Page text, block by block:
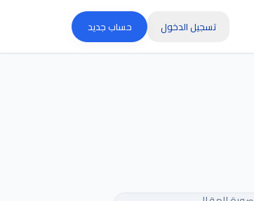
تسجيل الدخول حساب جديد